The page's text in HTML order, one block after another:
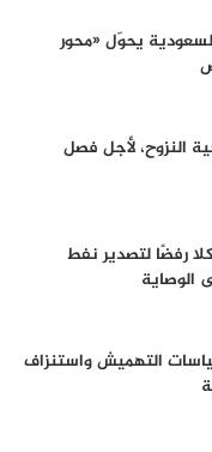
يحوّل «محور
النزوح، لأجل فصل
رفضًا لتصدير نفط
الوصاية
التهميش واستنزاف